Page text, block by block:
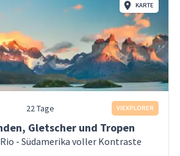
KARTE
22 Tage VIEXPLORER
Gletscher und Tropen
- Südamerika voller Kontraste